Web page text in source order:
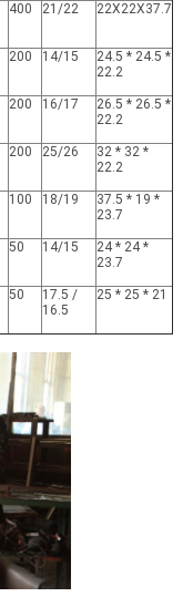
400 21/22 22X22X37.7
200 14/15
24.5 * 24.5 *
22.2
200 16/17
26.5 * 26.5 *
22.2
200 25/26
32 * 32 *
22.2
100 18/19
37.5 * 19 *
23.7
50 14/15
24 * 24 *
23.7
50
17.5 /
16.5
25 * 25 * 21